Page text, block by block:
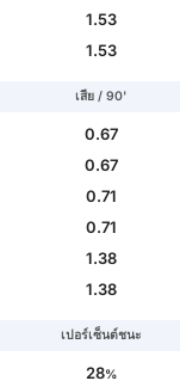
1.53
1.53
เสีย / 90'
0.67
0.67
0.71
0.71
1.38
1.38
เปอร์เซ็นต์ชนะ
28%